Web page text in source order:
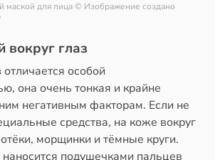
маской для лица© Изображение создано
глаз
особой
она очень тонкая и крайне
негативным факторам. Если не
средства, на коже вокруг
морщинки и тёмные круги.
наносится подушечками пальцев